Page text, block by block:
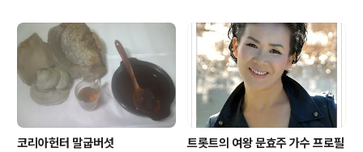
코리아헌터 말굽버섯
트롯트의 여왕 문효주 가수 프로필